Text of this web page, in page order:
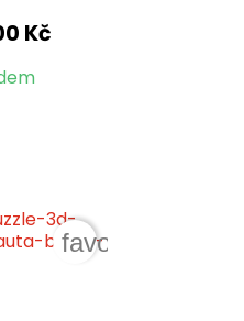
Kč
favorite_border